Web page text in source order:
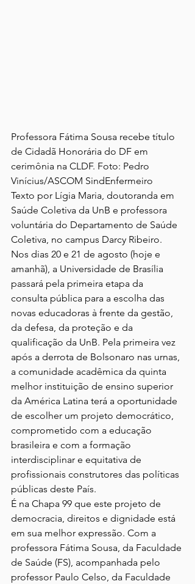
Professora Fátima Sousa recebe título
de Cidadã Honorária do DF em
cerimônia na CLDF. Foto: Pedro
Vinícius/ASCOM SindEnfermeiro
Texto por Lígia Maria, doutoranda em
Saúde Coletiva da UnB e professora
voluntária do Departamento de Saúde
Coletiva, no campus Darcy Ribeiro.
Nos dias 20 e 21 de agosto (hoje e
amanhã), a Universidade de Brasília
passará pela primeira etapa da
consulta pública para a escolha das
novas educadoras à frente da gestão,
da defesa, da proteção e da
qualificação da UnB. Pela primeira vez
após a derrota de Bolsonaro nas urnas,
a comunidade acadêmica da quinta
melhor instituição de ensino superior
da América Latina terá a oportunidade
de escolher um projeto democrático,
comprometido com a educação
brasileira e com a formação
interdisciplinar e equitativa de
profissionais construtores das políticas
públicas deste País.
É na Chapa 99 que este projeto de
democracia, direitos e dignidade está
em sua melhor expressão. Com a
professora Fátima Sousa, da Faculdade
de Saúde (FS), acompanhada pelo
professor Paulo Celso, da Faculdade